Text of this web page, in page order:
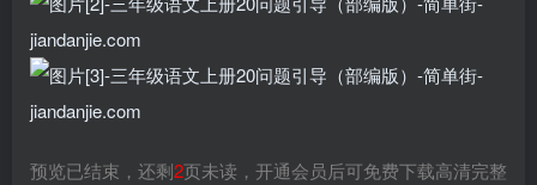
预览已结束，还剩2页未读，开通会员后可免费下载高清完整